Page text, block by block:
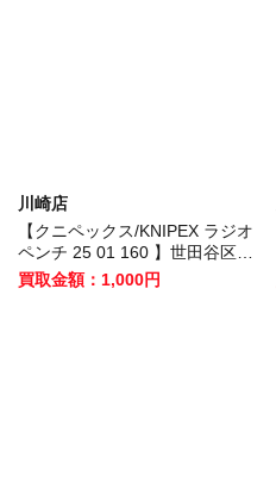
川崎店
【クニペックス/KNIPEX ラジオ
ペンチ 25 01 160 】世田谷区の
お客様から買取いたしました！
買取金額：1,000円